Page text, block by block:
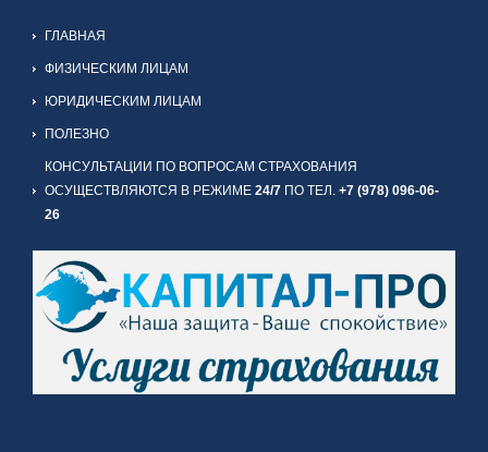
ГЛАВНАЯ
ФИЗИЧЕСКИМ ЛИЦАМ
ЮРИДИЧЕСКИМ ЛИЦАМ
ПОЛЕЗНО
КОНСУЛЬТАЦИИ ПО ВОПРОСАМ СТРАХОВАНИЯ
ОСУЩЕСТВЛЯЮТСЯ В РЕЖИМЕ 24/7 ПО ТЕЛ. +7 (978) 096-06-
26